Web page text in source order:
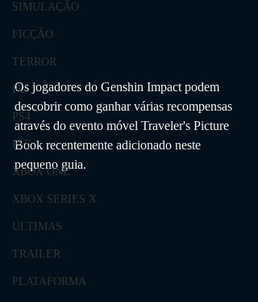
SIMULAÇÃO
FICÇÃO
TERROR
PC
PS4
PS5
XBOX ONE
XBOX SERIES X
ÚLTIMAS
TRAILER
PLATAFORMA
Os jogadores do Genshin Impact podem
descobrir como ganhar várias recompensas
através do evento móvel Traveler's Picture
Book recentemente adicionado neste
pequeno guia.